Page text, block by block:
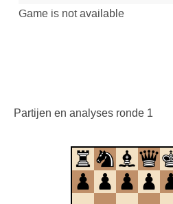
Partijen en analyses ronde 1